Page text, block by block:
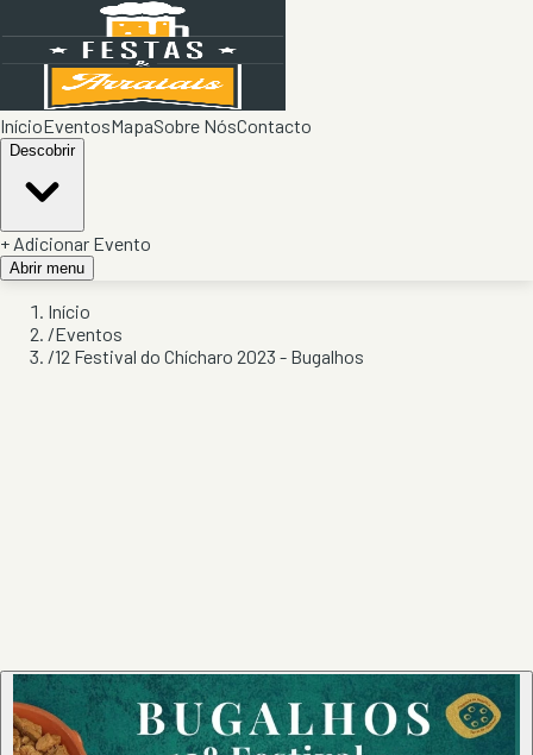
InícioEventosMapaSobre NósContacto
Descobrir
+ Adicionar Evento
Abrir menu
Início
/Eventos
/12 Festival do Chícharo 2023 - Bugalhos